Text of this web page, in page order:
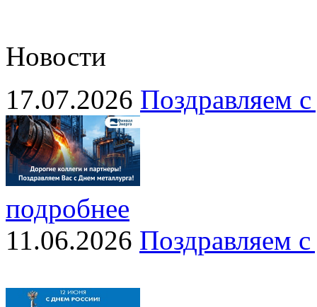
Новости
17.07.2026 Поздравляем
подробнее
11.06.2026 Поздравляем